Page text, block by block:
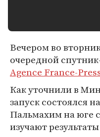
Вечером во
очередной
Agence France-
Как уточнили в
запуск состоялся
Пальмахим на юге
изучают